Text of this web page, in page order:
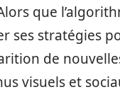
que
ses stratégies
de
visuels et